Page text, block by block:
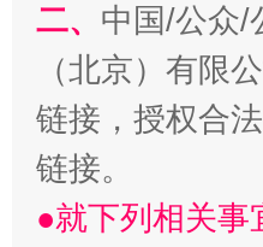
国家大学科技园优化
二、 中国/公众/
（北京）有限
链接，授权合
链接。
●就下列相关